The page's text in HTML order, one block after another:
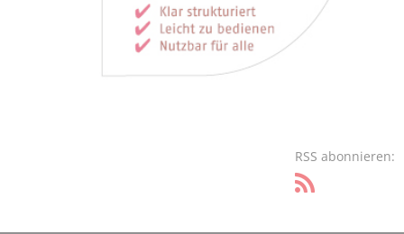
RSS abonnieren: